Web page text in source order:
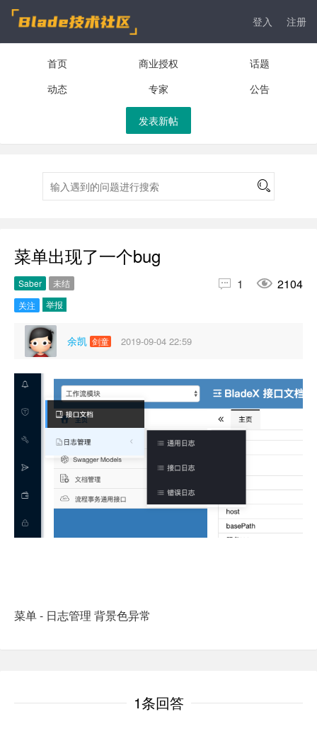
登入 注册
首页 商业授权
话题
动态
专家 公告
发表新帖
菜单出现了一个bug
Saber
未结
关注
举报
 1  2104
余凯 剑童 2019-09-04 22:59
菜单 - 日志管理 背景色异常
1条回答